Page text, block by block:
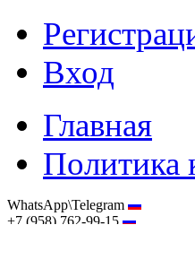
Вход
Главная
Политика
WhatsApp\Telegram
+7 (958) 762-99-15